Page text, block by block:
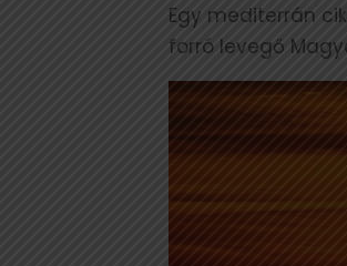
Egy mediterrán
forró levegő